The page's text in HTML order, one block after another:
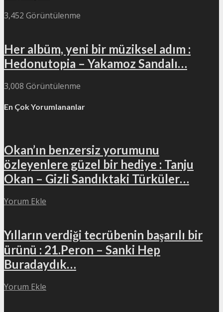
3,452 Görüntülenme
Her albüm, yeni bir müziksel adım :
Hedonutopia – Yakamoz Sandalı…
3,008 Görüntülenme
En Çok Yorumlananlar
Okan’ın benzersiz yorumunu
özleyenlere güzel bir hediye : Tanju
Okan – Gizli Sandıktaki Türküler…
Yorum Ekle
Yılların verdiği tecrübenin başarılı bir
ürünü : 21.Peron – Sanki Hep
Buradaydık…
Yorum Ekle